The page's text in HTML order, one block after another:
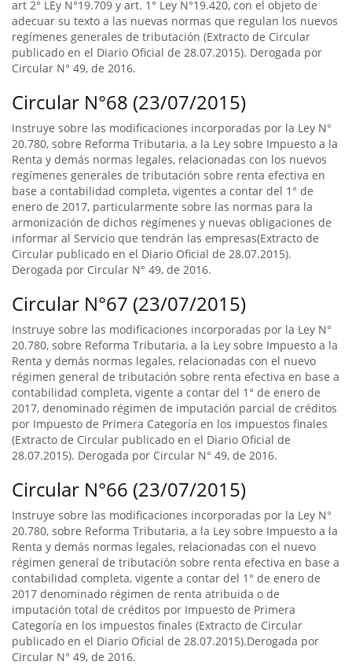
art 2° LEy N°19.709 y art. 1° Ley N°19.420, con el objeto de
adecuar su texto a las nuevas normas que regulan los nuevos
regímenes generales de tributación (Extracto de Circular
publicado en el Diario Oficial de 28.07.2015). Derogada por
Circular N° 49, de 2016.
Circular N°68 (23/07/2015)
Instruye sobre las modificaciones incorporadas por la Ley N°
20.780, sobre Reforma Tributaria, a la Ley sobre Impuesto a la
Renta y demás normas legales, relacionadas con los nuevos
regímenes generales de tributación sobre renta efectiva en
base a contabilidad completa, vigentes a contar del 1° de
enero de 2017, particularmente sobre las normas para la
armonización de dichos regímenes y nuevas obligaciones de
informar al Servicio que tendrán las empresas(Extracto de
Circular publicado en el Diario Oficial de 28.07.2015).
Derogada por Circular N° 49, de 2016.
Circular N°67 (23/07/2015)
Instruye sobre las modificaciones incorporadas por la Ley N°
20.780, sobre Reforma Tributaria, a la Ley sobre Impuesto a la
Renta y demás normas legales, relacionadas con el nuevo
régimen general de tributación sobre renta efectiva en base a
contabilidad completa, vigente a contar del 1° de enero de
2017, denominado régimen de imputación parcial de créditos
por Impuesto de Primera Categoría en los impuestos finales
(Extracto de Circular publicado en el Diario Oficial de
28.07.2015). Derogada por Circular N° 49, de 2016.
Circular N°66 (23/07/2015)
Instruye sobre las modificaciones incorporadas por la Ley N°
20.780, sobre Reforma Tributaria, a la Ley sobre Impuesto a la
Renta y demás normas legales, relacionadas con el nuevo
régimen general de tributación sobre renta efectiva en base a
contabilidad completa, vigente a contar del 1° de enero de
2017 denominado régimen de renta atribuida o de
imputación total de créditos por Impuesto de Primera
Categoría en los impuestos finales (Extracto de Circular
publicado en el Diario Oficial de 28.07.2015).Derogada por
Circular N° 49, de 2016.